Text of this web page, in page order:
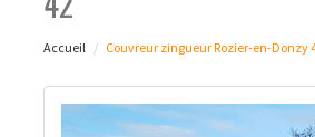
Accueil Couvreur zingueur Rozier-en-Donzy